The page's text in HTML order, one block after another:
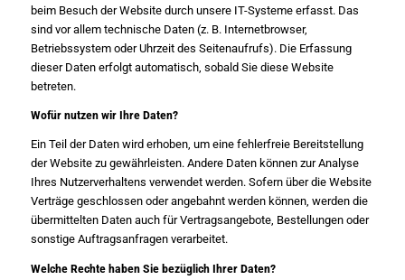
beim Besuch der Website durch unsere IT-Systeme erfasst. Das
sind vor allem technische Daten (z. B. Internetbrowser,
Betriebssystem oder Uhrzeit des Seitenaufrufs). Die Erfassung
dieser Daten erfolgt automatisch, sobald Sie diese Website
betreten.
Wofür nutzen wir Ihre Daten?
Ein Teil der Daten wird erhoben, um eine fehlerfreie Bereitstellung
der Website zu gewährleisten. Andere Daten können zur Analyse
Ihres Nutzerverhaltens verwendet werden. Sofern über die Website
Verträge geschlossen oder angebahnt werden können, werden die
übermittelten Daten auch für Vertragsangebote, Bestellungen oder
sonstige Auftragsanfragen verarbeitet.
Welche Rechte haben Sie bezüglich Ihrer Daten?